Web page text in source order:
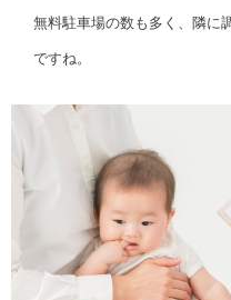
無料駐車場の数も多く、隣に
ですね。